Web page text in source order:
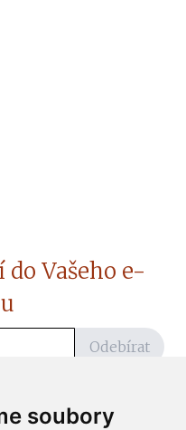
soubory
Vašeho e-
Odebírat
ze ČtiDoma.cz do mé e-